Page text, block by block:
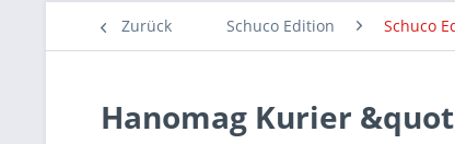
Zurück Schuco Edition Schuco
Hanomag Kurier